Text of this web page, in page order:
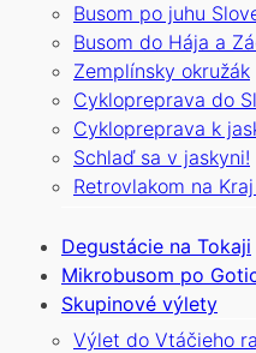
Busom po juhu
Busom do Hája a
Zemplínsky okružák
Cyklopreprava do
Cyklopreprava k
Schlaď sa v jaskyni!
Retrovlakom na
Degustácie na Tokaji
Mikrobusom po
Skupinové výlety
Výlet do Vtáčieho